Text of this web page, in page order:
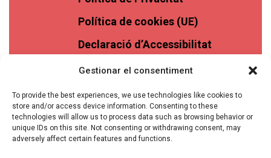
Gestionar el consentiment
To provide the best experiences, we use technologies like cookies to
store and/or access device information. Consenting to these
technologies will allow us to process data such as browsing behavior or
unique IDs on this site. Not consenting or withdrawing consent, may
adversely affect certain features and functions.
Política de cookies (UE)
Declaració d’Accessibilitat